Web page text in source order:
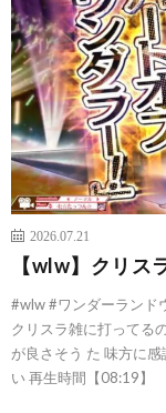
2026.07.21
【wlw】クリ
#wlw #ワンダーランド
クリスラ雑に打ってる
が良さそう た 味方に
い 再生時間【08:19】